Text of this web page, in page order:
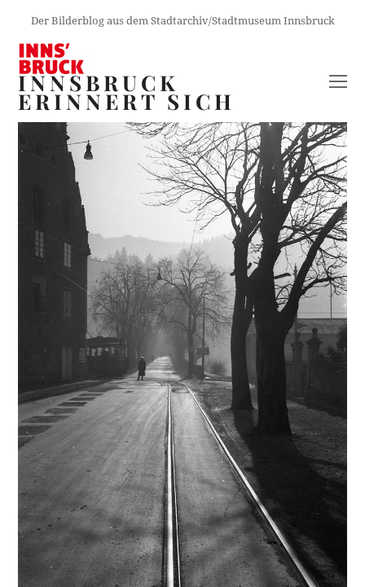
Der Bilderblog aus dem Stadtarchiv/Stadtmuseum Innsbruck
INNSBRUCK
ERINNERT SICH